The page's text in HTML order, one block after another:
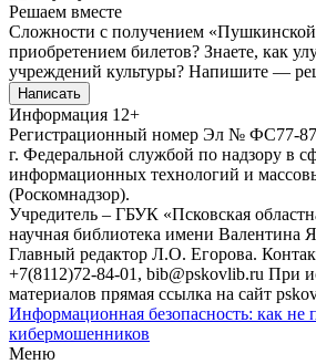
Решаем вместе
Сложности с получением
приобретением билетов? Знаете, как
учреждений культуры? Напишите —
Написать
Информация 12+
Регистрационный номер Эл № ФС77-
г. Федеральной службой по надзору в
информационных технологий и
(Роскомнадзор).
Учредитель – ГБУК «Псковская
научная библиотека имени Валентина
Главный редактор Л.О. Егорова.
+7(8112)72-84-01, bib@pskovlib.ru При
материалов прямая ссылка на сайт
Информационная безопасность: как не
кибермошенников
Меню